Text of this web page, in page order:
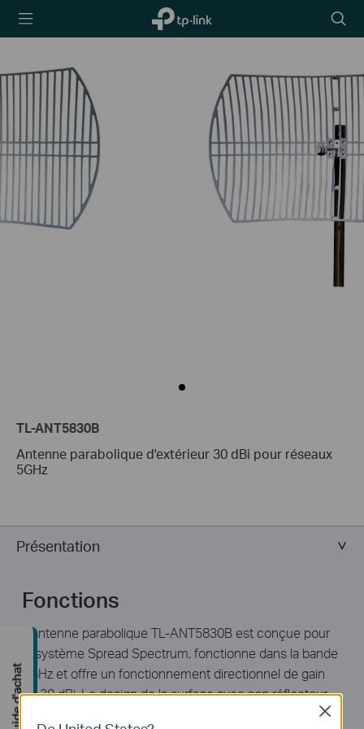
TP-Link,
Reliably
icon
TL-ANT5830B
Antenne parabolique d'extérieur 30 dBi pour réseaux
5GHz
Présentation
Fonctions
L’antenne parabolique TL-ANT5830B est conçue pour
le système Spread Spectrum, fonctionne dans la bande
5GHz et offre un fonctionnement directionnel de gain
de 30 dBi. Le design de la surface avec son réflecteur
en acier soudé offre des performances optimales. Cette
Close
Guide d'achat